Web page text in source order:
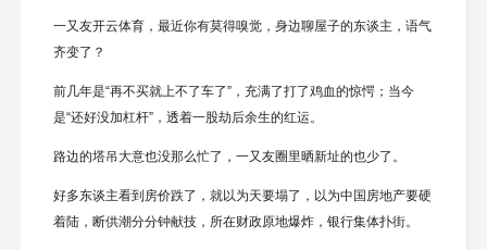
一又友开云体育，最近你有莫得嗅觉，身边聊屋子的东谈主，语气
齐变了？
前几年是“再不买就上不了车了”，充满了打了鸡血的惊愕；当今
是“还好没加杠杆”，透着一股劫后余生的红运。
路边的塔吊大意也没那么忙了，一又友圈里晒新址的也少了。
好多东谈主看到房价跌了，就以为天要塌了，以为中国房地产要硬
着陆，断供潮分分钟献技，所在财政原地爆炸，银行集体扑街。